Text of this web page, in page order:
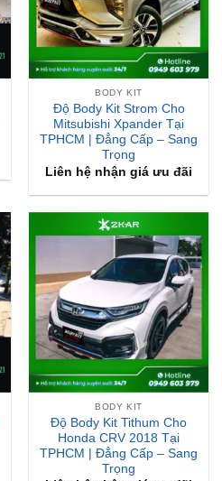
BODY KIT
Độ Body Kit Strom Cho
Mitsubishi Xpander Tại
TPHCM | Đẳng Cấp – Sang
Trọng
Liên hệ nhận giá ưu đãi
BODY KIT
Độ Body Kit Tithum Cho
Honda CRV 2018 Tại
TPHCM | Đẳng Cấp – Sang
Trọng
Liên hệ nhận giá ưu đãi